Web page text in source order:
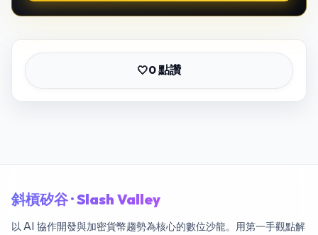
🤍0 點讚
斜槓矽谷 · Slash Valley
以 AI 協作開發與加密貨幣趨勢為核心的數位沙龍。用第一手觀點解